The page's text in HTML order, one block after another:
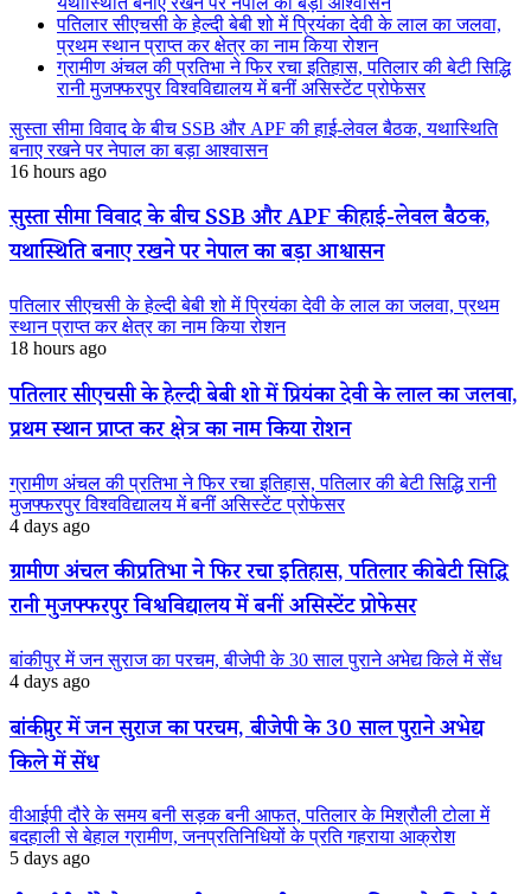
पतिलार सीएचसी के हेल्दी बेबी शो में प्रियंका देवी के लाल का जलवा,
प्रथम स्थान प्राप्त कर क्षेत्र का नाम किया रोशन
ग्रामीण अंचल की प्रतिभा ने फिर रचा इतिहास, पतिलार की बेटी सिद्धि
रानी मुजफ्फरपुर विश्वविद्यालय में बनीं असिस्टेंट प्रोफेसर
सुस्ता सीमा विवाद के बीच SSB और APF की हाई-लेवल बैठक, यथास्थिति
बनाए रखने पर नेपाल का बड़ा आश्वासन
16 hours ago
सुस्ता सीमा विवाद के बीच SSB और APF की हाई-लेवल बैठक,
यथास्थिति बनाए रखने पर नेपाल का बड़ा आश्वासन
पतिलार सीएचसी के हेल्दी बेबी शो में प्रियंका देवी के लाल का जलवा, प्रथम
स्थान प्राप्त कर क्षेत्र का नाम किया रोशन
18 hours ago
पतिलार सीएचसी के हेल्दी बेबी शो में प्रियंका देवी के लाल का जलवा,
प्रथम स्थान प्राप्त कर क्षेत्र का नाम किया रोशन
ग्रामीण अंचल की प्रतिभा ने फिर रचा इतिहास, पतिलार की बेटी सिद्धि रानी
मुजफ्फरपुर विश्वविद्यालय में बनीं असिस्टेंट प्रोफेसर
4 days ago
ग्रामीण अंचल की प्रतिभा ने फिर रचा इतिहास, पतिलार की बेटी सिद्धि
रानी मुजफ्फरपुर विश्वविद्यालय में बनीं असिस्टेंट प्रोफेसर
बांकीपुर में जन सुराज का परचम, बीजेपी के 30 साल पुराने अभेद्य किले में सेंध
4 days ago
बांकीपुर में जन सुराज का परचम, बीजेपी के 30 साल पुराने अभेद्य
किले में सेंध
वीआईपी दौरे के समय बनी सड़क बनी आफत, पतिलार के मिश्रौली टोला में
बदहाली से बेहाल ग्रामीण, जनप्रतिनिधियों के प्रति गहराया आक्रोश
5 days ago